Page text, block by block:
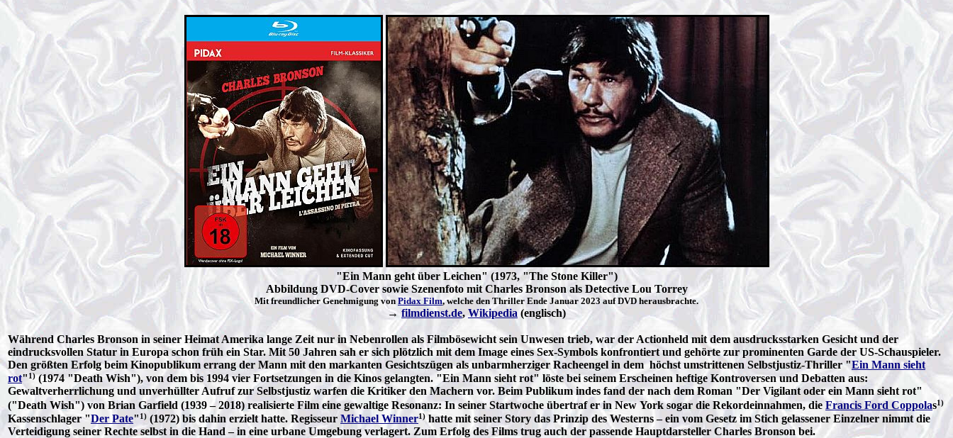
"Ein Mann geht über Leichen" (1973, "The Stone Killer")
Abbildung DVD-Cover sowie Szenenfoto mit Charles Bronson als Detective Lou Torrey
Mit freundlicher Genehmigung von Pidax Film, welche den Thriller Ende Januar 2023 auf DVD herausbrachte.
→ filmdienst.de,Wikipedia (englisch)
Während Charles Bronson in seiner Heimat Amerika lange Zeit nur in Nebenrollen als Filmbösewicht sein Unwesen trieb, war der Actionheld mit dem ausdrucksstarken Gesicht und der
eindrucksvollen Statur in Europa schon früh ein Star. Mit 50 Jahren sah er sich plötzlich mit dem Image eines Sex-Symbols konfrontiert und gehörte zur prominenten Garde der US-Schauspieler.
Den größten Erfolg beim Kinopublikum errang der Mann mit den markanten Gesichtszügen als unbarmherziger Racheengel in dem höchst umstrittenen Selbstjustiz-Thriller "Ein Mann sieht
rot" 1)(1974 "Death Wish"), von dem bis 1994 vier Fortsetzungen in die Kinos gelangten. "Ein Mann sieht rot" löste bei seinem Erscheinen heftige Kontroversen und Debatten aus:
Gewaltverherrlichung und unverhüllter Aufruf zur Selbstjustiz warfen die Kritiker den Machern vor. Beim Publikum indes fand der nach dem Roman "Der Vigilant oder ein Mann sieht rot"
("Death Wish") von Brian Garfield (1939 – 2018) realisierte Film eine gewaltige Resonanz: In seiner Startwoche übertraf er in New York sogar die Rekordeinnahmen, die Francis Ford Coppolas1)
Kassenschlager "Der Pate" 1) (1972) bis dahin erzielt hatte. Regisseur Michael Winner1)hatte mit seiner Story das Prinzip des Westerns – ein vom Gesetz im Stich gelassener Einzelner nimmt die
Verteidigung seiner Rechte selbst in die Hand – in eine urbane Umgebung verlagert. Zum Erfolg des Films trug auch der passende Hauptdarsteller Charles Bronson bei.